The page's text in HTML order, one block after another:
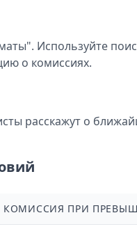
Используйте
о комиссиях.
расскажут о
КОМИССИЯ ПРИ